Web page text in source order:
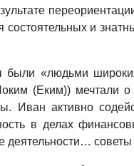
и
были «людьми
(Еким)) мечтали о
Иван активно
в делах